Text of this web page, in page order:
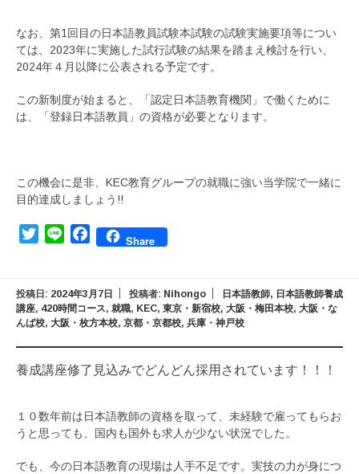
なお、第1回目の日本語教員試験本試験の試験実施要項等につい
ては、2023年に実施した試行試験の結果を踏まえ検討を行い、
2024年４月以降に公表される予定です。
この新制度が始まると、「認定日本語教育機関」で働くために
は、「登録日本語教員」の資格が必要となります。
この機会に是非、KEC教育グループの就職に強い当学院で一緒に
目的達成しましょう!!
TwitterLine FacebookShare
投稿日: 2024年3月7日 投稿者: Nihongo 日本語教師, 日本語教師養成
講座, 420時間コース, 就職, KEC, 東京・新宿校, 大阪・梅田本校, 大阪・な
んば校, 大阪・枚方本校, 京都・京都校, 兵庫・神戸校
養成講座修了見込みでどんどん採用されています！！！
１０数年前は日本語教師の資格を取って、未経験で雇ってもらお
うと思っても、国内も国外も求人が少ない状況でした。
でも、今の日本語教育の現場は人手不足です。実技の力が身につ